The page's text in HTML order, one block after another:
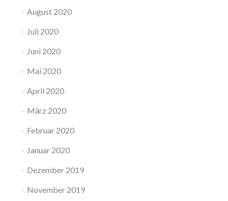
August 2020
Juli 2020
Juni 2020
Mai 2020
April 2020
März 2020
Februar 2020
Januar 2020
Dezember 2019
November 2019